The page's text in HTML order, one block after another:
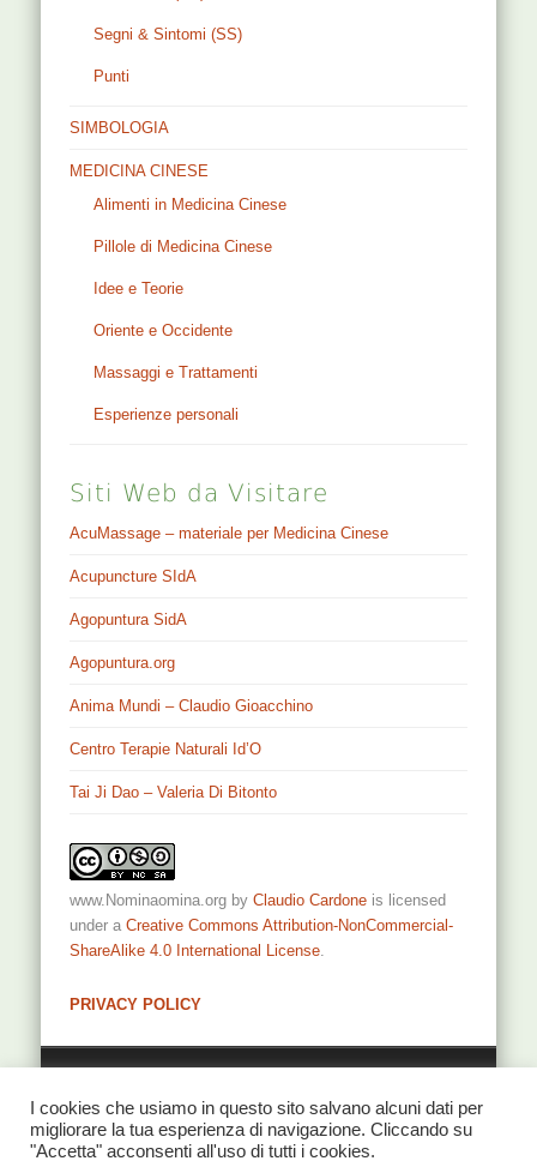
Segni & Sintomi (SS)
Punti
SIMBOLOGIA
MEDICINA CINESE
Alimenti in Medicina Cinese
Pillole di Medicina Cinese
Idee e Teorie
Oriente e Occidente
Massaggi e Trattamenti
Esperienze personali
Siti Web da Visitare
AcuMassage – materiale per Medicina Cinese
Acupuncture SIdA
Agopuntura SidA
Agopuntura.org
Anima Mundi – Claudio Gioacchino
Centro Terapie Naturali Id’O
Tai Ji Dao – Valeria Di Bitonto
www.Nominaomina.org byClaudio Cardone is licensed
under aCreative Commons Attribution-NonCommercial-
ShareAlike 4.0 International License
PRIVACY POLICY
I cookies che usiamo in questo sito salvano alcuni dati per
migliorare la tua esperienza di navigazione. Cliccando su
"Accetta" acconsenti all'uso di tutti i cookies.